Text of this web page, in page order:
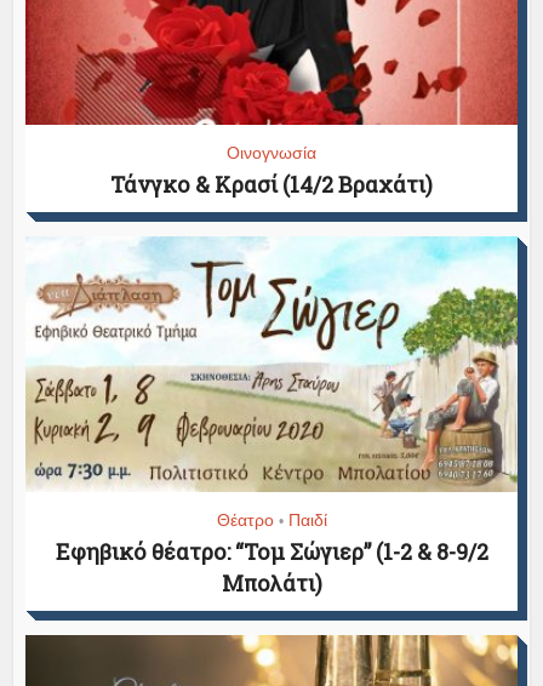
Οινογνωσία
Τάνγκο & Κρασί (14/2 Βραχάτι)
Θέατρο • Παιδί
Εφηβικό θέατρο: “Τομ Σώγιερ” (1-2 & 8-9/2
Μπολάτι)